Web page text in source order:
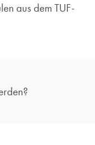
aus dem TUF-